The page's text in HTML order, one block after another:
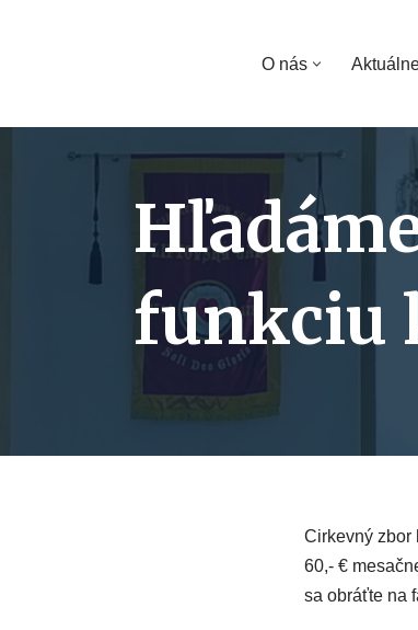
O nás
funkciu
Cirkevný zbor
60,- €
sa obráťte na